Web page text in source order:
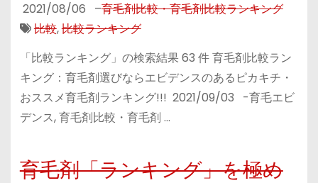
2021/08/06 –育毛剤比較・育毛剤比較ランキング
比較,比較ランキング
「比較ランキング」の検索結果 63 件 育毛剤比較ラン
キング：育毛剤選びならエビデンスのあるピカキチ・
おススメ育毛剤ランキング!!! 2021/09/03 -育毛エビ
デンス, 育毛剤比較・育毛剤 …
育毛剤「ランキング」を極め